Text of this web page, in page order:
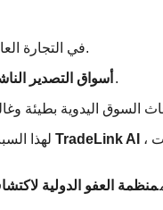
في التجارة العالمية ، يمكن للتوقيت واختيار السوق أن يحدث فرقًا كبيرًا.
أسواق التصدير تقديم فرص نمو كبيرة - لكن تحديدها مبكرًا يمثل تحديًا.
لهذا
،
منظمة العفو الدولية